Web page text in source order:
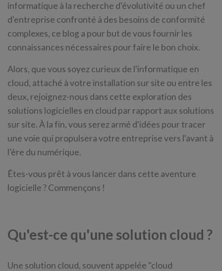
informatique à la recherche d'évolutivité ou un chef
d'entreprise confronté à des besoins de conformité
complexes, ce blog a pour but de vous fournir les
connaissances nécessaires pour faire le bon choix.
Alors, que vous soyez curieux de l'informatique en
cloud, attaché à votre installation sur site ou entre les
deux, rejoignez-nous dans cette exploration des
solutions logicielles en cloud par rapport aux solutions
sur site. À la fin, vous serez armé d'idées pour tracer
une voie qui propulsera votre entreprise vers l'avant à
l'ère du numérique.
Êtes-vous prêt à vous lancer dans cette aventure
logicielle ? Commençons !
Qu'est-ce qu'une solution cloud ?
Une solution cloud, souvent appelée "cloud